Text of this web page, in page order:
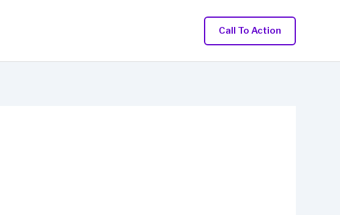
Call To Action